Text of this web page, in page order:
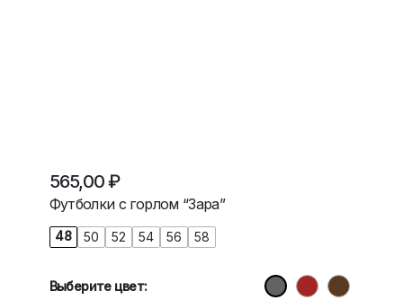
565,00₽
Футболки с горлом “Зара”
48 50 52 54 56 58
Выберите цвет: